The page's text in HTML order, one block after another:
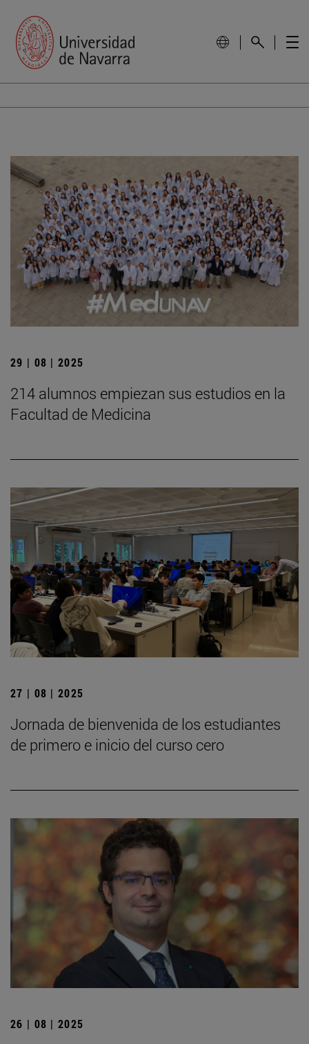
29 | 08 | 2025
214 alumnos empiezan sus estudios en la
Facultad de Medicina
27 | 08 | 2025
Jornada de bienvenida de los estudiantes
de primero e inicio del curso cero
26 | 08 | 2025